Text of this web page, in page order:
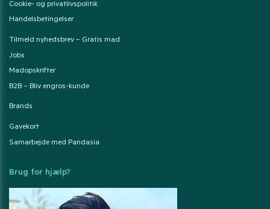
Cookie- og privatlivspolitik
Handelsbetingelser
Tilmeld nyhedsbrev – Gratis mad
Jobs
Madopskrifter
B2B – Bliv engros-kunde
Brands
Gavekort
Samarbejde med Pandasia
Brug for hjælp?